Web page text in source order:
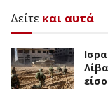
Δείτε και αυτά